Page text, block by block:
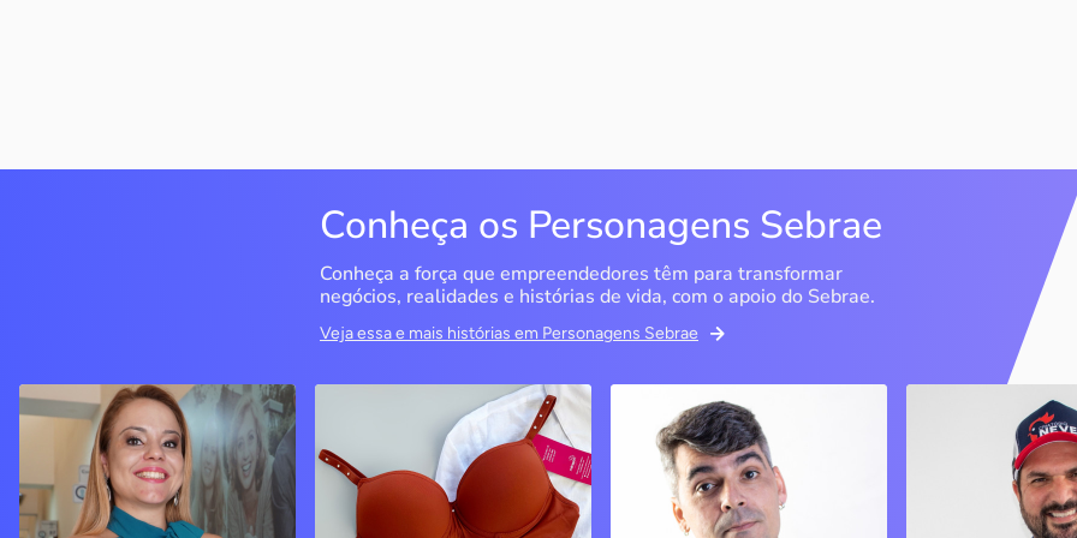
Conheça os Personagens Sebrae
Conheça a força que empreendedores têm para transformar
negócios, realidades e histórias de vida, com o apoio do Sebrae.
Veja essa e mais histórias em Personagens Sebrae
QualiMedi Saúde
Londrina / PR
Crisanália Cinagava e
Fernando Cinagava abriram
clínica com atendimento de
Miragem Moda Íntima
Pérola / PR
Com o apoio do Sebrae, a
empresa cresceu e
atualmente conta com
Bipp Tecnologia
Picos / PI
Marcus Linhares
transformou a tese do
doutorado em negócio
Criatório
Sobrália / MG